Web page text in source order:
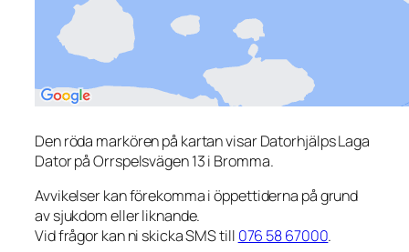
Den röda markören på kartan visar Datorhjälps Laga
Dator på Orrspelsvägen 13 i Bromma.
Avvikelser kan förekomma i öppettiderna på grund
av sjukdom eller liknande.
Vid frågor kan ni skicka SMS till 076 58 67000.